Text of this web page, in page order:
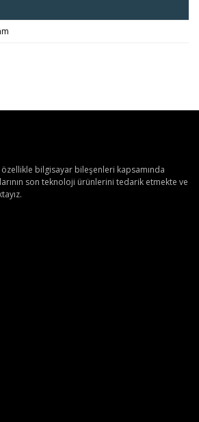
bilgisayar bileşenleri kapsamında
son teknoloji ürünlerini tedarik etmekte ve